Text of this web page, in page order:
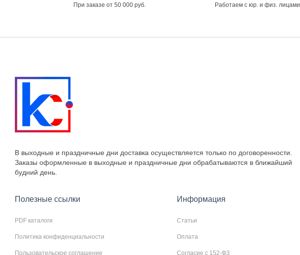
При заказе от 50 000 руб. Работаем с юр. и физ. лицами
В выходные и праздничные дни доставка осуществляется только по договоренности.
Заказы оформленные в выходные и праздничные дни обрабатываются в ближайший
будний день.
Полезные ссылки
PDF каталоги
Политика конфиденциальности
Пользовательское соглашение
Информация
Статьи
Оплата
Согласие с 152-ФЗ